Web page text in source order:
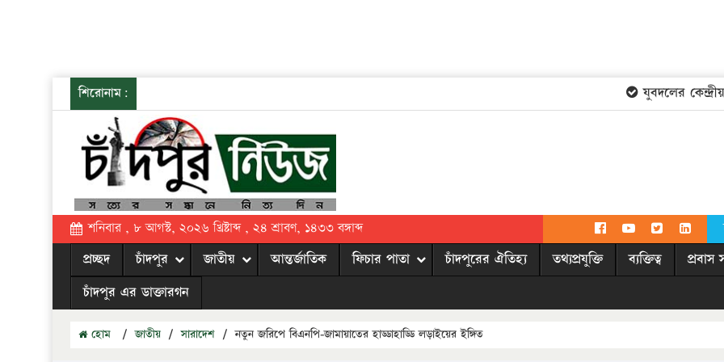
শিরোনাম: যুবদলের কেন্দ্রীয়
শনিবার , ৮ আগস্ট, ২০২৬ খ্রিষ্টাব্দ , ২৪ শ্রাবণ, ১৪৩৩ বঙ্গাব্দ
প্রচ্ছদ চাঁদপুর জাতীয় আন্তর্জাতিক ফিচার পাতা চাঁদপুরের ঐতিহ্য তথ্যপ্রযুক্তি ব্যক্তিত্ব প্রবাস
চাঁদপুর এর ডাক্তারগন
হোম / জাতীয় / সারাদেশ / নতুন জরিপে বিএনপি-জামায়াতের হাড্ডাহাড্ডি লড়াইয়ের ইঙ্গিত